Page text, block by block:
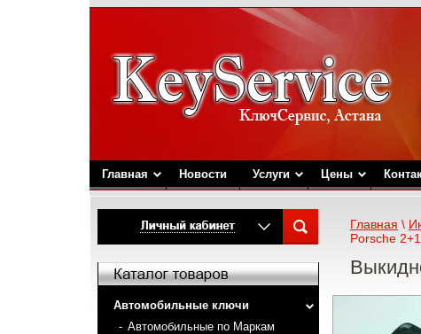
Главная Новости Услуги Цены
Автомобильные ключи
Автомобильные по Маркам
Главная \
Porsche